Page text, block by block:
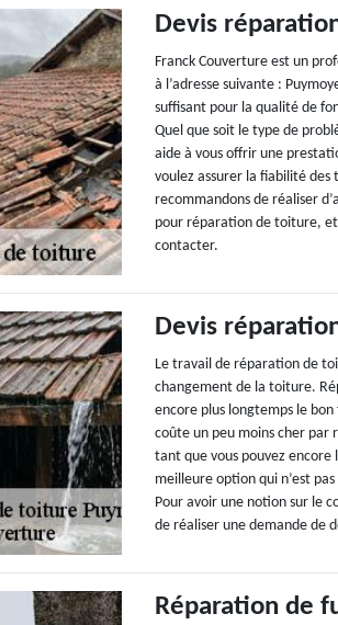
Devis
Franck Couverture est un
à l’adresse suivante :
suffisant pour la qualité de
Quel que soit le type de
aide à vous offrir une
voulez assurer la fiabilité
recommandons de réaliser
pour réparation de toiture, et
contacter.
Devis
Le travail de réparation de
changement de la toiture.
encore plus longtemps le
coûte un peu moins cher
tant que vous pouvez encore
meilleure option qui n’est
Pour avoir une notion sur le
de réaliser une demande de
Réparation de